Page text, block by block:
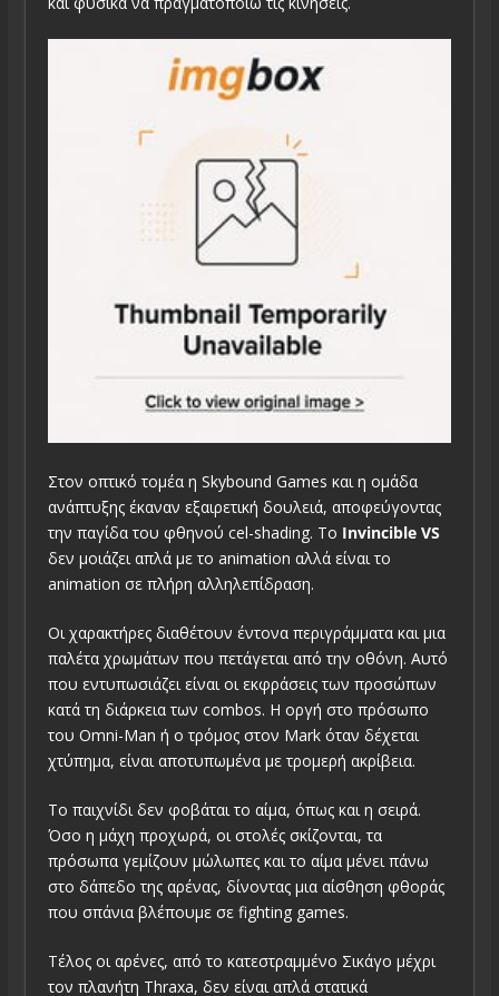
Στον οπτικό τομέα η Skybound Games και η ομάδα
ανάπτυξης έκαναν εξαιρετική δουλειά, αποφεύγοντας
την παγίδα του φθηνού cel-shading. Το Invincible VS
δεν μοιάζει απλά με το animation αλλά είναι το
animation σε πλήρη αλληλεπίδραση.
Οι χαρακτήρες διαθέτουν έντονα περιγράμματα και μια
παλέτα χρωμάτων που πετάγεται από την οθόνη. Αυτό
που εντυπωσιάζει είναι οι εκφράσεις των προσώπων
κατά τη διάρκεια των combos. Η οργή στο πρόσωπο
του Omni-Man ή ο τρόμος στον Mark όταν δέχεται
χτύπημα, είναι αποτυπωμένα με τρομερή ακρίβεια.
Το παιχνίδι δεν φοβάται το αίμα, όπως και η σειρά.
Όσο η μάχη προχωρά, οι στολές σκίζονται, τα
πρόσωπα γεμίζουν μώλωπες και το αίμα μένει πάνω
στο δάπεδο της αρένας, δίνοντας μια αίσθηση φθοράς
που σπάνια βλέπουμε σε fighting games.
Τέλος οι αρένες, από το κατεστραμμένο Σικάγο μέχρι
τον πλανήτη Thraxa, δεν είναι απλά στατικά